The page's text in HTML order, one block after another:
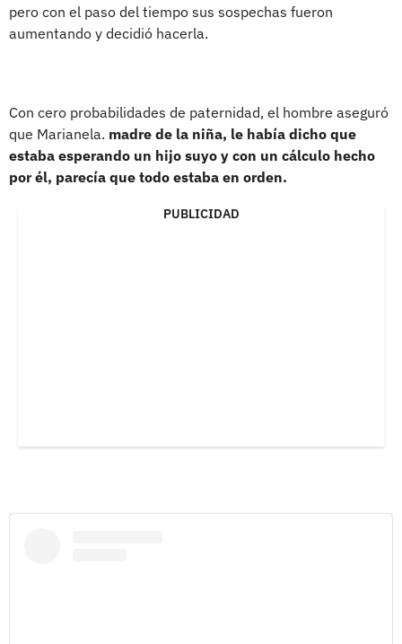
pero con el paso del tiempo sus sospechas fueron
aumentando y decidió hacerla.
Con cero probabilidades de paternidad, el hombre aseguró
que Marianela. madre de la niña, le había dicho que
estaba esperando un hijo suyo y con un cálculo hecho
por él, parecía que todo estaba en orden.
PUBLICIDAD